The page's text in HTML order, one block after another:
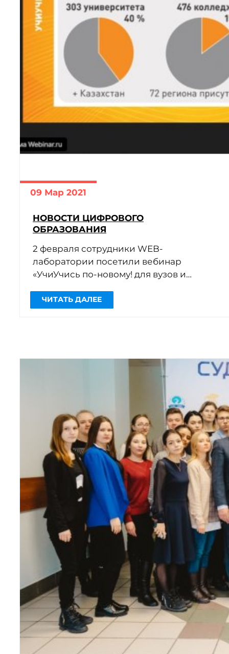
ЧИТАТЬ ДАЛЕЕ
09 Мар 2021
НОВОСТИ ЦИФРОВОГО
ОБРАЗОВАНИЯ
2 февраля сотрудники WEB-
лаборатории посетили вебинар
«УчиУчись по-новому! для вузов и
ведущий методист-куратор